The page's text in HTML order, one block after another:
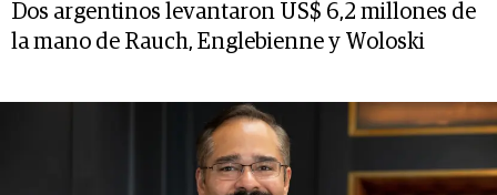
Dos argentinos levantaron US$ 6,2 millones de
la mano de Rauch, Englebienne y Woloski